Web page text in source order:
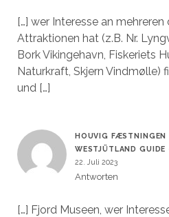
[…] wer Interesse an
Attraktionen hat (z.B. Nr.
Bork Vikingehavn, Fiskeriets
Naturkraft, Skjern Vindmølle)
und […]
HOUVIG FÆSTNINGEN
WESTJÜTLAND GUIDE
22. Juli 2023
Antworten
[…] Fjord Museen, wer